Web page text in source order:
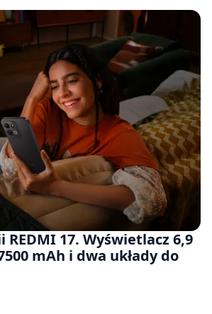
17. Wyświetlacz 6,9
mAh i dwa układy do